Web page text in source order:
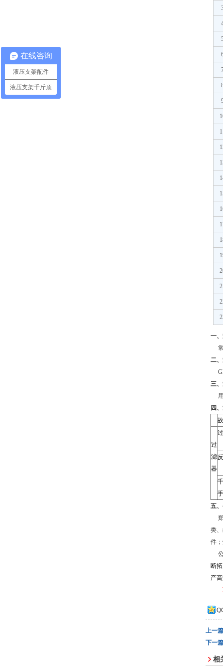
一
二
三
四、
过
滤
器
五
类
件
断
产
上一
下一
相
在线咨询
液压支架配件
液压支架千斤顶